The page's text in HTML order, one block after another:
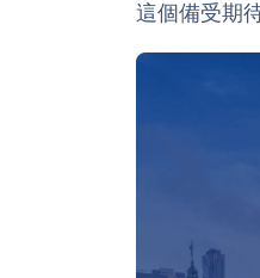
這個備受期